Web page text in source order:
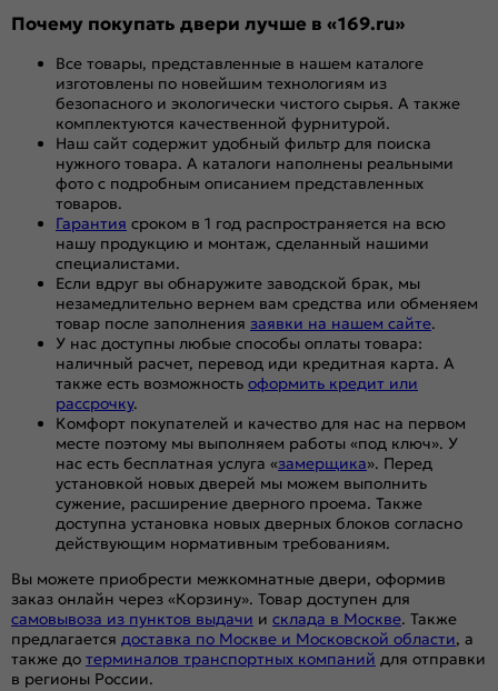
Почему покупать двери лучше в «169.ru»
Все товары, представленные в нашем каталоге
изготовлены по новейшим технологиям из
безопасного и экологически чистого сырья. А также
комплектуются качественной фурнитурой.
Наш сайт содержит удобный фильтр для поиска
нужного товара. А каталоги наполнены реальными
фото с подробным описанием представленных
товаров.
Гарантия сроком в 1 год распространяется на всю
нашу продукцию и монтаж, сделанный нашими
специалистами.
Если вдруг вы обнаружите заводской брак, мы
незамедлительно вернем вам средства или обменяем
товар после заполнения заявки на нашем сайте.
У нас доступны любые способы оплаты товара:
наличный расчет, перевод иди кредитная карта. А
также есть возможность оформить кредит или
рассрочку.
Комфорт покупателей и качество для нас на первом
месте поэтому мы выполняем работы «под ключ». У
нас есть бесплатная услуга «замерщика». Перед
установкой новых дверей мы можем выполнить
сужение, расширение дверного проема. Также
доступна установка новых дверных блоков согласно
действующим нормативным требованиям.
Вы можете приобрести межкомнатные двери, оформив
заказ онлайн через «Корзину». Товар доступен для
самовывоза из пунктов выдачи и склада в Москве. Также
предлагается доставка по Москве и Московской области, а
также до терминалов транспортных компаний для отправки
в регионы России.